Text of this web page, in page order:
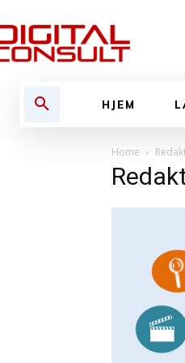
HJEM
Home